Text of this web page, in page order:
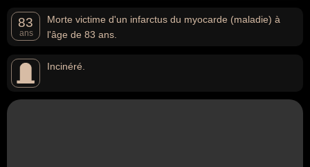
83
ans
Morte victime d'un infarctus du myocarde (maladie) à
l'âge de 83 ans.
Incinéré.